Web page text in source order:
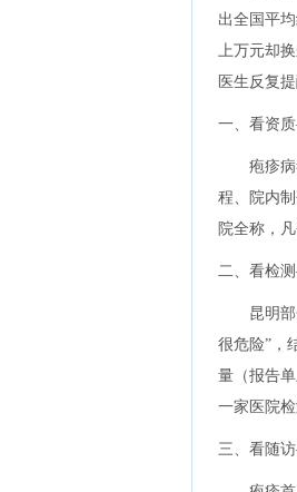
出全国平
上万元却
医生反复
一、看资
疱疹
程、院内
院全称，
二、看检
昆明
很危险”，
量（报告
一家医院检
三、看随